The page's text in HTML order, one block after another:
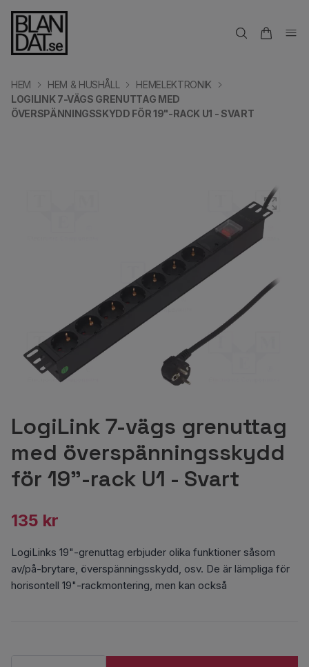
HEM HEM & HUSHÅLL
HEMELEKTRONIK
LOGILINK 7-VÄGS GRENUTTAG MED
ÖVERSPÄNNINGSSKYDD FÖR 19"-RACK U1 - SVART
LogiLink 7-vägs grenuttag
med överspänningsskydd
för 19"-rack U1 - Svart
135 kr
LogiLinks 19"-grenuttag erbjuder olika funktioner såsom
av/på-brytare, överspänningsskydd, osv. De är lämpliga för
horisontell 19"-rackmontering, men kan också